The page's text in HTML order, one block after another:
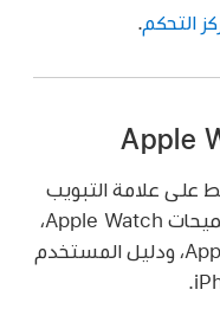
التحكم
على علامة التبويب
اكتشاف للحصول على روابط إلى تلميحات Apple Watch،
ونظرة عامة مفيدة على Apple Watch، ودليل المستخدم